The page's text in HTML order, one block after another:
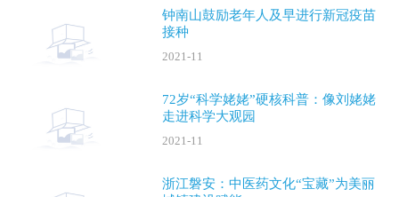
钟南山鼓励老年人及早进行新冠疫苗
接种
2021-11
72岁“科学姥姥”硬核科普：像刘姥姥
走进科学大观园
2021-11
浙江磐安：中医药文化“宝藏”为美丽